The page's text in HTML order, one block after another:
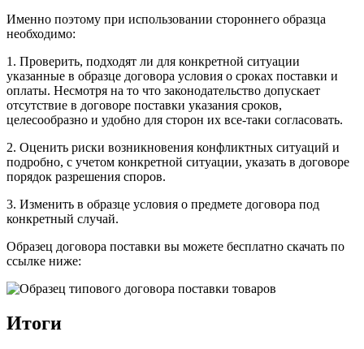
Именно поэтому при использовании стороннего образца
необходимо:
1. Проверить, подходят ли для конкретной ситуации
указанные в образце договора условия о сроках поставки и
оплаты. Несмотря на то что законодательство допускает
отсутствие в договоре поставки указания сроков,
целесообразно и удобно для сторон их все-таки согласовать.
2. Оценить риски возникновения конфликтных ситуаций и
подробно, с учетом конкретной ситуации, указать в договоре
порядок разрешения споров.
3. Изменить в образце условия о предмете договора под
конкретный случай.
Образец договора поставки вы можете бесплатно скачать по
ссылке ниже:
Итоги